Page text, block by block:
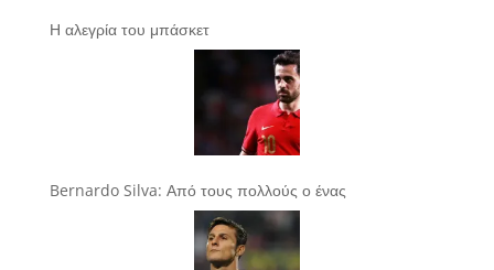
Η αλεγρία του μπάσκετ
Bernardo Silva: Από τους πολλούς ο ένας